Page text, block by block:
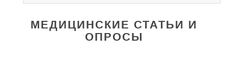
МЕДИЦИНСКИЕ СТАТЬИ И
ОПРОСЫ